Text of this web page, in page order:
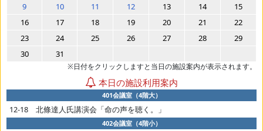
9
10 11 12 13 14
15
16
17 18 19 20 21
22
23
24 25 26 27 28
29
30
31
※日付をクリックしますと当日の施設案内が表示されます。
本日の施設利用案内
401会議室（4階大）
12-18 北條達人氏講演会「命の声を聴く。」
402会議室（4階小）